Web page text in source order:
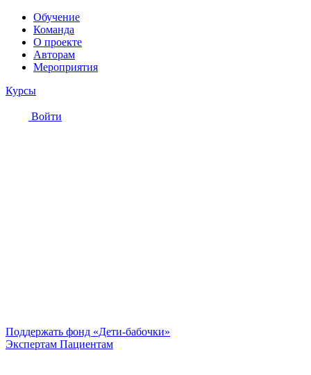
Обучение
Команда
О проекте
Авторам
Мероприятия
Курсы
Войти
Поддержать фонд «Дети-бабочки»
Экспертам Пациентам